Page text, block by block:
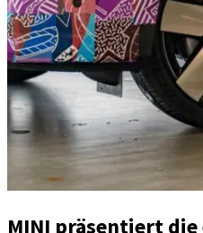
MINI präsentiert